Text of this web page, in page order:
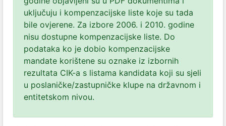
uključuju i kompenzacijske liste koje su tada
bile ovjerene. Za izbore 2006. i 2010. godine
nisu dostupne kompenzacijske liste. Do
podataka ko je dobio kompenzacijske
mandate korištene su oznake iz izbornih
rezultata CIK-a s listama kandidata koji su sjeli
u poslaničke/zastupničke klupe na državnom i
entitetskom nivou.